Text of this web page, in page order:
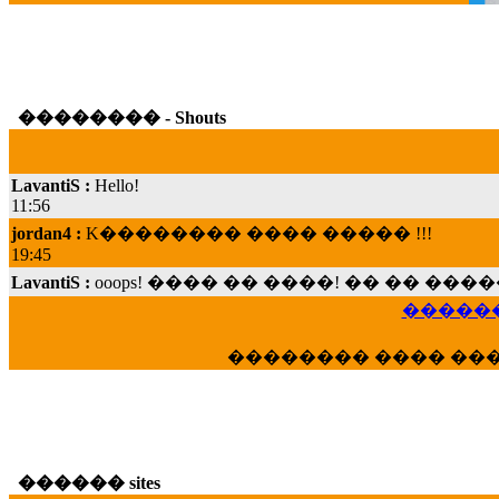
�������� - Shouts
11:56
jordan4 :
19:45
LavantiS :
���; ���� ��� ��� �������� ����
veronica :E���� 2012 ��� ����� ���
�������� ����
������ sites